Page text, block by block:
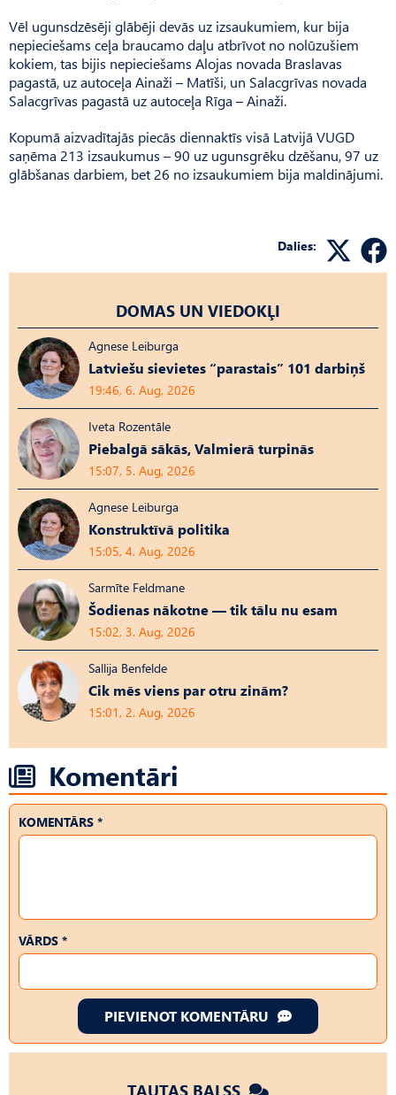
Vēl ugunsdzēsēji glābēji devās uz izsaukumiem, kur bija
nepieciešams ceļa braucamo daļu atbrīvot no nolūzušiem
kokiem, tas bijis nepieciešams Alojas novada Braslavas
pagastā, uz autoceļa Ainaži – Matīši, un Salacgrīvas novada
Salacgrīvas pagastā uz autoceļa Rīga – Ainaži.
Kopumā aizvadītajās piecās diennaktīs visā Latvijā VUGD
saņēma 213 izsaukumus – 90 uz ugunsgrēku dzēšanu, 97 uz
glābšanas darbiem, bet 26 no izsaukumiem bija maldinājumi.
Dalies:
DOMAS UN VIEDOKĻI
Agnese Leiburga
Latviešu sievietes “parastais” 101 darbiņš
19:46, 6. Aug, 2026
Iveta Rozentāle
Piebalgā sākās, Valmierā turpinās
15:07, 5. Aug, 2026
Agnese Leiburga
Konstruktīvā politika
15:05, 4. Aug, 2026
Sarmīte Feldmane
Šodienas nākotne — tik tālu nu esam
15:02, 3. Aug, 2026
Sallija Benfelde
Cik mēs viens par otru zinām?
15:01, 2. Aug, 2026
Komentāri
KOMENTĀRS *
VĀRDS *
PIEVIENOT KOMENTĀRU
TAUTAS BALSS